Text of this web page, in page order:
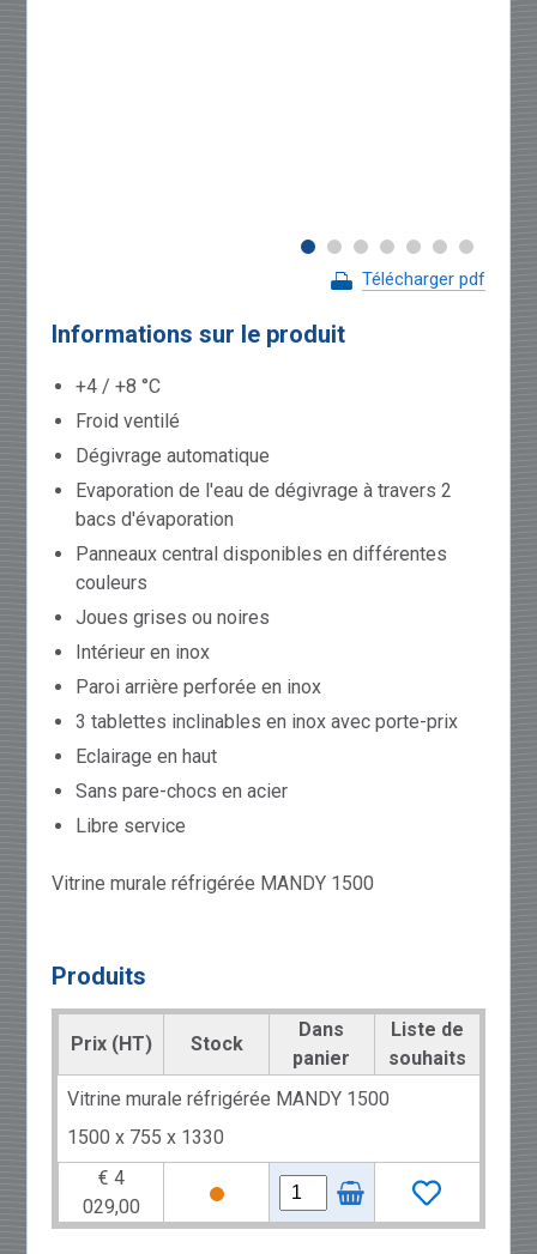
Télécharger pdf
Informations sur le produit
+4 / +8 °C
Froid ventilé
Dégivrage automatique
Evaporation de l'eau de dégivrage à travers 2
bacs d'évaporation
Panneaux central disponibles en différentes
couleurs
Joues grises ou noires
Intérieur en inox
Paroi arrière perforée en inox
3 tablettes inclinables en inox avec porte-prix
Eclairage en haut
Sans pare-chocs en acier
Libre service
Vitrine murale réfrigérée MANDY 1500
Produits
Prix (HT) Stock
Dans
panier
Liste de
souhaits
Vitrine murale réfrigérée MANDY 1500
1500 x 755 x 1330
€ 4
029,00